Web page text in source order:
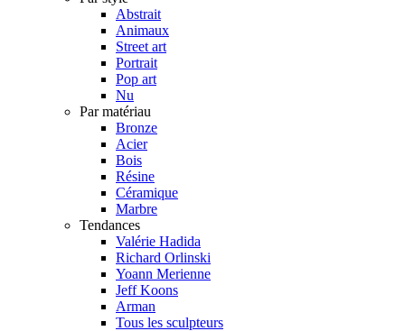
Abstrait
Animaux
Street art
Portrait
Pop art
Nu
Par matériau
Bronze
Acier
Bois
Résine
Céramique
Marbre
Tendances
Valérie Hadida
Richard Orlinski
Yoann Merienne
Jeff Koons
Arman
Tous les sculpteurs